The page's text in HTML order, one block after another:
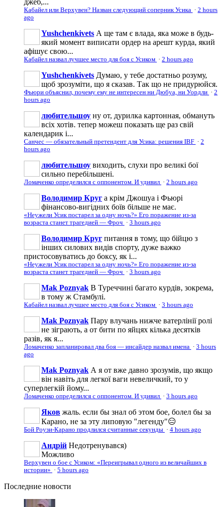
джеб,...
Кабайел или Верхувен? Назван следующий соперник Усика · 2 hours
ago
Yushchenkivets А ще там є влада, яка може в будь-
який момент виписати ордер на арешт курда, який
афішує свою...
Кабайел назвал лучшее место для боя с Усиком · 2 hours ago
Yushchenkivets Думаю, у тебе достатньо розуму,
щоб зрозуміти, що я сказав. Так що не придурюйся.
Фьюри объяснил, почему ему не интересен ни Дюбуа, ни Уордли · 2
hours ago
любительшоу ну от, дурилка картонная, обмануть
всіх хотів. тепер можеш показать ще раз свій
календарик і...
Санчес — обязательный претендент для Усика: решения IBF · 2
hours ago
любительшоу виходить, слухи про великі бої
сильно перебільшені.
Ломаченко определился с оппонентом. И удивил · 2 hours ago
Володимир Круг а крім Джошуа і Фьюрі
фінансово-вигідних боїв більше не має.
«Неужели Усик постарел за одну ночь?» Его поражение из-за
возраста станет трагедией — Фроч · 3 hours ago
Володимир Круг питання в тому, що бійцю з
інших силових видів спорту, дуже важко
пристосовуватись до боксу, як і...
«Неужели Усик постарел за одну ночь?» Его поражение из-за
возраста станет трагедией — Фроч · 3 hours ago
Mak Poznyak В Туреччині багато курдів, зокрема,
в тому ж Стамбулі.
Кабайел назвал лучшее место для боя с Усиком · 3 hours ago
Mak Poznyak Пару влучань нижче ватерлінії ролі
не зіграють, а от бити по яйцях кілька десятків
разів, як я...
Ломаченко запланировал два боя — инсайдер назвал имена · 3 hours
ago
Mak Poznyak А я от вже давно зрозумів, що якщо
він навіть для легкої ваги невеличкий, то у
суперлегкій йому...
Ломаченко определился с оппонентом. И удивил · 3 hours ago
Яков жаль. если бы знал об этом бое, болел бы за
Карано, не за эту липовую "легенду"😑
Бой Роузи-Карано продлился считанные секунды · 4 hours ago
Андрій Недотренувався)
Можливо
Верхувен о бое с Усиком: «Переигрывал одного из величайших в
истории» · 5 hours ago
Последние новости